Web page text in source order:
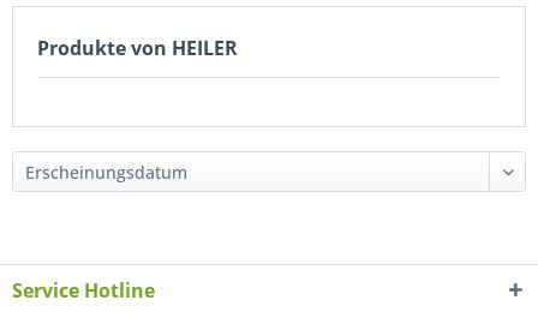
Produkte von HEILER
Service Hotline